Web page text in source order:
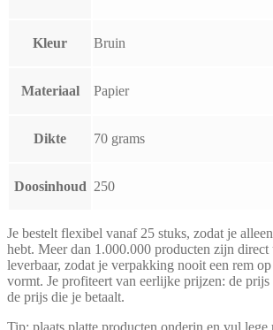
Kleur Bruin
Materiaal Papier
Dikte 70 grams
Doosinhoud 250
Je bestelt flexibel vanaf 25 stuks, zodat je
hebt. Meer dan 1.000.000 producten zijn direct
leverbaar, zodat je verpakking nooit een rem
vormt. Je profiteert van eerlijke prijzen: de
de prijs die je betaalt.